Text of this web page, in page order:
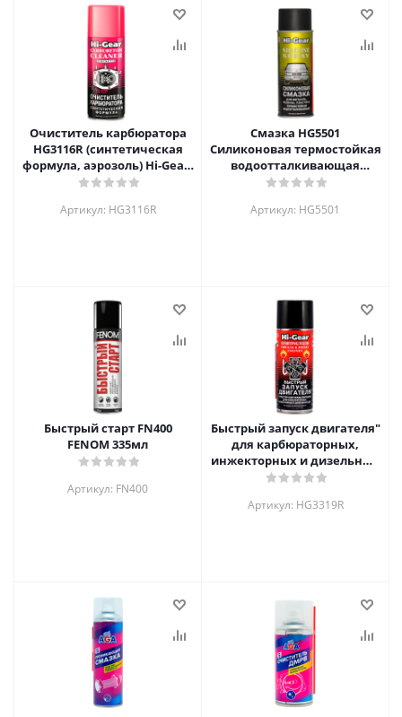
Очиститель карбюратора
HG3116R (синтетическая
формула, аэрозоль) Hi-Gear,
350г
Артикул: HG3116R
Смазка HG5501
Силиконовая термостойкая
водоотталкивающая
смазка для металла,
Артикул: HG5501
Быстрый старт FN400
FENOM 335мл
Артикул: FN400
Быстрый запуск двигателя"
для карбюраторных,
инжекторных и дизельных
ДВС, HG3319R Hi-Gear, 286г
Артикул: HG3319R